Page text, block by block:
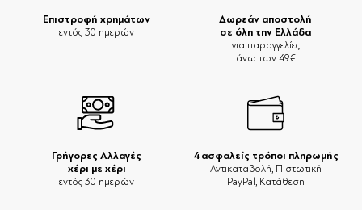
Δωρεάν αποστολή
σε όλη την Ελλάδα
για παραγγελίες
άνω των 49€
Επιστροφή χρημάτων
εντός 30 ημερών
Γρήγορες Αλλαγές
χέρι με χέρι
εντός 30 ημερών
4 ασφαλείς τρόποι πληρωμής
Αντικαταβολή, Πιστωτική
PayPal, Κατάθεση